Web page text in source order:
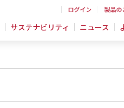
ログイン 製品の
サステナビリティ ニュース